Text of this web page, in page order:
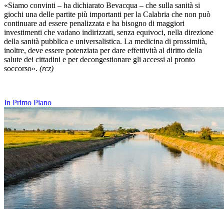
«Siamo convinti – ha dichiarato Bevacqua – che sulla sanità si
giochi una delle partite più importanti per la Calabria che non può
continuare ad essere penalizzata e ha bisogno di maggiori
investimenti che vadano indirizzati, senza equivoci, nella direzione
della sanità pubblica e universalistica. La medicina di prossimità,
inoltre, deve essere potenziata per dare effettività al diritto della
salute dei cittadini e per decongestionare gli accessi al pronto
soccorso». (rcz)
In Primo Piano